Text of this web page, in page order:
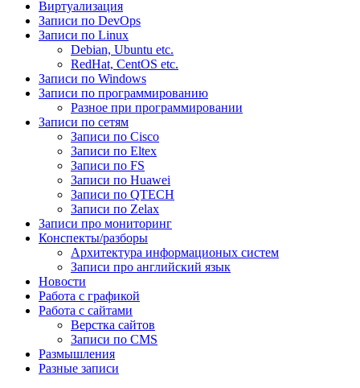
Виртуализация
Записи по DevOps
Записи по Linux
Debian, Ubuntu etc.
RedHat, CentOS etc.
Записи по Windows
Записи по программированию
Разное при программировании
Записи по сетям
Записи по Cisco
Записи по Eltex
Записи по FS
Записи по Huawei
Записи по QTECH
Записи по Zelax
Записи про мониторинг
Конспекты/разборы
Архитектура информационых систем
Записи про английский язык
Новости
Работа с графикой
Работа с сайтами
Верстка сайтов
Записи по CMS
Размышления
Разные записи